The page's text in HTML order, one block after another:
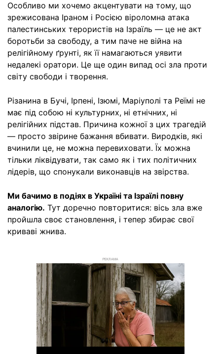
Особливо ми хочемо акцентувати на тому, що
зрежисована Іраном і Росією віроломна атака
палестинських терористів на Ізраїль — це не акт
боротьби за свободу, а тим паче не війна на
релігійному ґрунті, як її намагаються уявити
недалекі оратори. Це ще один випад осі зла проти
світу свободи і творення.
Різанина в Бучі, Ірпені, Ізюмі, Маріуполі та Реїмі не
має під собою ні культурних, ні етнічних, ні
релігійних підстав. Причина кожної з цих трагедій
— просто звірине бажання вбивати. Виродків, які
вчинили це, не можна перевиховати. Їх можна
тільки ліквідувати, так само як і тих політичних
лідерів, що спонукали виконавців на звірства.
Ми бачимо в подіях в Україні та Ізраїлі повну
аналогію. Тут доречно повторитися: вісь зла вже
пройшла своє становлення, і тепер збирає свої
криваві жнива.
РЕКЛАМА